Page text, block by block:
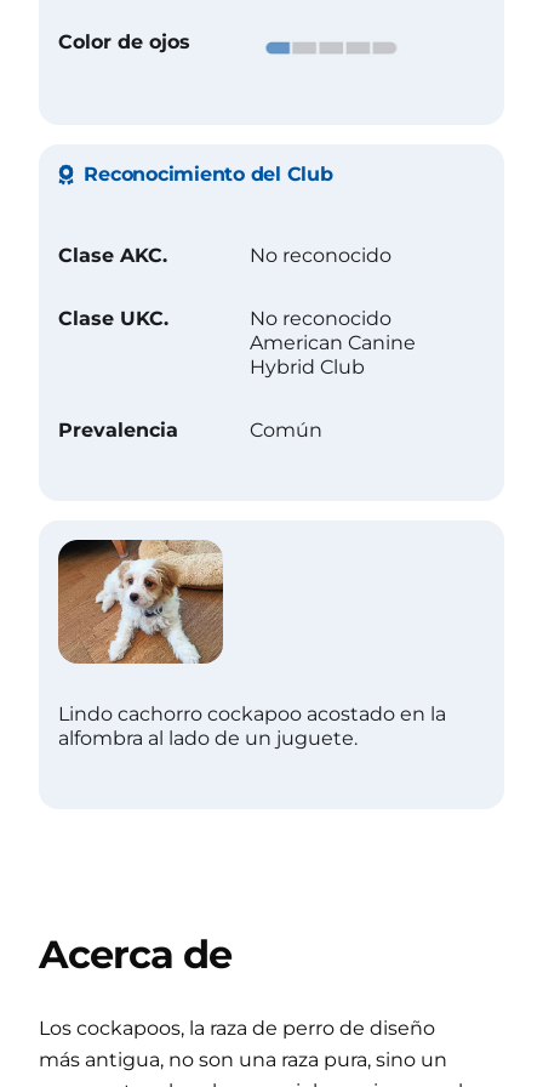
Color de ojos
Reconocimiento del Club
Clase AKC. No reconocido
Clase UKC.
No reconocido
American Canine
Hybrid Club
Prevalencia Común
Lindo cachorro cockapoo acostado en la
alfombra al lado de un juguete.
Acerca de
Los cockapoos, la raza de perro de diseño
más antigua, no son una raza pura, sino un